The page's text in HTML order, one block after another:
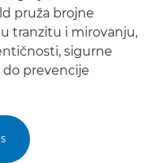
pruža brojne
tranzitu i mirovanju,
sigurne
do prevencije